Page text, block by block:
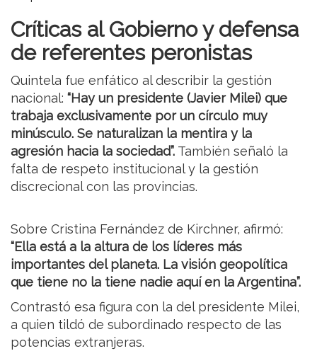
Críticas al Gobierno y defensa
de referentes peronistas
Quintela fue enfático al describir la gestión
nacional: “Hay un presidente (Javier Milei) que
trabaja exclusivamente por un círculo muy
minúsculo. Se naturalizan la mentira y la
agresión hacia la sociedad”. También señaló la
falta de respeto institucional y la gestión
discrecional con las provincias.
Sobre Cristina Fernández de Kirchner, afirmó:
“Ella está a la altura de los líderes más
importantes del planeta. La visión geopolítica
que tiene no la tiene nadie aquí en la Argentina”.
Contrastó esa figura con la del presidente Milei,
a quien tildó de subordinado respecto de las
potencias extranjeras.